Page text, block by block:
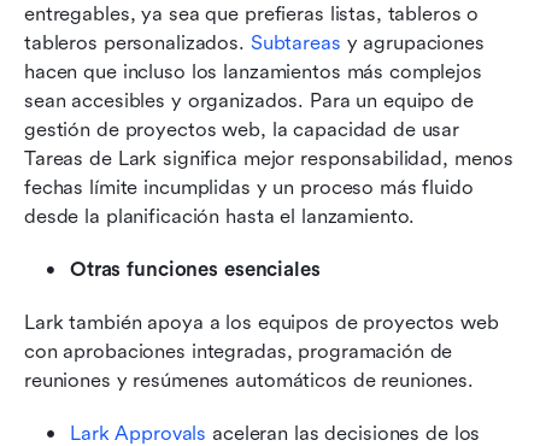
entregables, ya sea que prefieras listas, tableros o
tableros personalizados. Subtareas y agrupaciones
hacen que incluso los lanzamientos más complejos
sean accesibles y organizados. Para un equipo de
gestión de proyectos web, la capacidad de usar
Tareas de Lark significa mejor responsabilidad, menos
fechas límite incumplidas y un proceso más fluido
desde la planificación hasta el lanzamiento.
Otras funciones esenciales
Lark también apoya a los equipos de proyectos web
con aprobaciones integradas, programación de
reuniones y resúmenes automáticos de reuniones.
Lark Approvals aceleran las decisiones de los